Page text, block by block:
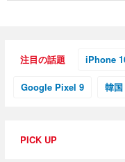
注目の話題 iPhone
Google Pixel 9 韓
PICK UP